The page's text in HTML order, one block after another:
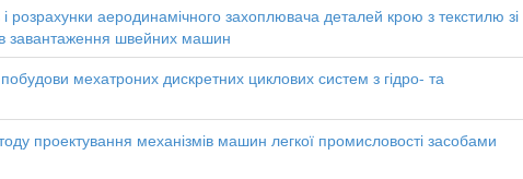
розрахунки аеродинамічного захоплювача деталей крою з текстилю зі
завантаження швейних машин
побудови мехатроних дискретних циклових систем з гідро- та
проектування механізмів машин легкої промисловості засобами